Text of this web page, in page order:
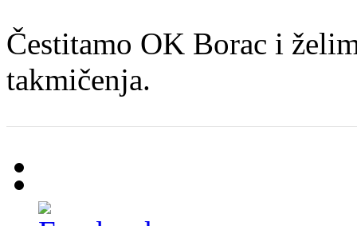
Čestitamo OK Borac i
takmičenja.